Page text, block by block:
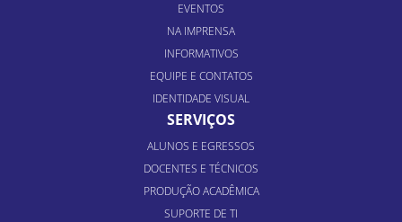
EVENTOS
NA IMPRENSA
INFORMATIVOS
EQUIPE E CONTATOS
IDENTIDADE VISUAL
SERVIÇOS
ALUNOS E EGRESSOS
DOCENTES E TÉCNICOS
PRODUÇÃO ACADÊMICA
SUPORTE DE TI